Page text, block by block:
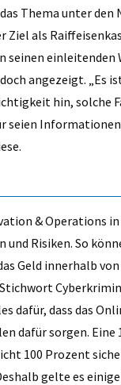
Thema unter
Ziel als
einleitenden
angezeigt. „Es
hin, solche
seien
& Operations
und Risiken. So
Geld innerhalb
dafür, dass das
dafür sorgen. Eine
100 Prozent
gelte es